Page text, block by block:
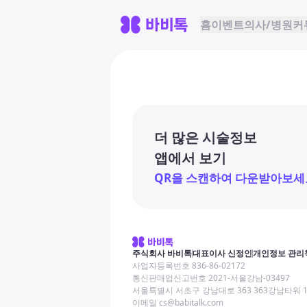
홈이벤트의사/병원커
더 많은 시술정보
앱에서 보기
QR을 스캔하여 다운받아보세
주식회사 바비톡대표이사 신정인개인정보 관리
사업자등록번호 836-86-02172
통신판매업신고번호 2021-서울강남-03497
서울특별시 서초구 강남대로 363 363강남타워
이메일 cs@babitalk.com